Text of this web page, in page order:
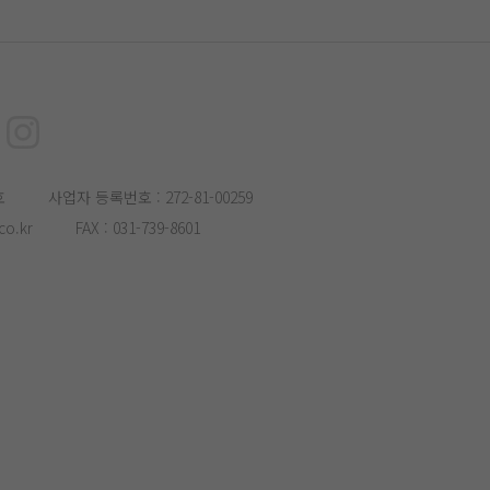
사업자 등록번호 : 272-81-00259
FAX : 031-739-8601